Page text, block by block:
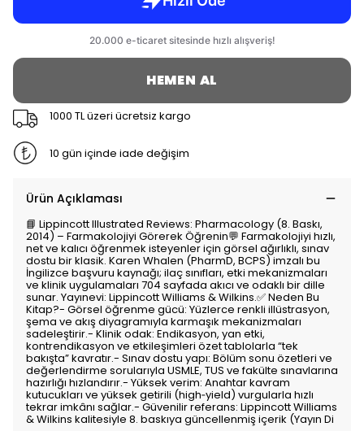
HEMEN AL
1000 TL üzeri ücretsiz kargo
10 gün içinde iade değişim
Ürün Açıklaması
📘 Lippincott Illustrated Reviews: Pharmacology (8. Baskı,
2014) – Farmakolojiyi Görerek Öğrenin💬 Farmakolojiyi hızlı,
net ve kalıcı öğrenmek isteyenler için görsel ağırlıklı, sınav
dostu bir klasik. Karen Whalen (PharmD, BCPS) imzalı bu
İngilizce başvuru kaynağı; ilaç sınıfları, etki mekanizmaları
ve klinik uygulamaları 704 sayfada akıcı ve odaklı bir dille
sunar. Yayınevi: Lippincott Williams & Wilkins.✅ Neden Bu
Kitap?- Görsel öğrenme gücü: Yüzlerce renkli illüstrasyon,
şema ve akış diyagramıyla karmaşık mekanizmaları
sadeleştirir.- Klinik odak: Endikasyon, yan etki,
kontrendikasyon ve etkileşimleri özet tablolarla “tek
bakışta” kavratır.- Sınav dostu yapı: Bölüm sonu özetleri ve
değerlendirme sorularıyla USMLE, TUS ve fakülte sınavlarına
hazırlığı hızlandırır.- Yüksek verim: Anahtar kavram
kutucukları ve yüksek getirili (high‑yield) vurgularla hızlı
tekrar imkânı sağlar.- Güvenilir referans: Lippincott Williams
& Wilkins kalitesiyle 8. baskıya güncellenmiş içerik (Yayın Di